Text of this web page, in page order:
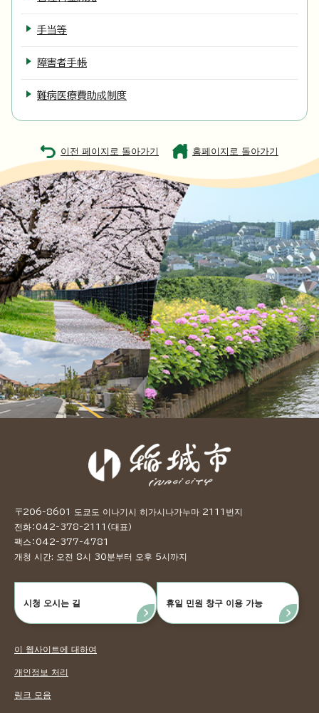
手当等
障害者手帳
難病医療費助成制度
이전 페이지로 돌아가기 홈페이지로 돌아가기
〒206-8601 도쿄도 이나기시 히가시나가누마 2111번지
전화：042-378-2111（대표）
팩스：042-377-4781
개청 시간: 오전 8시 30분부터 오후 5시까지
시청 오시는 길 휴일 민원 창구 이용 가능
이 웹사이트에 대하여
개인정보 처리
링크 모음